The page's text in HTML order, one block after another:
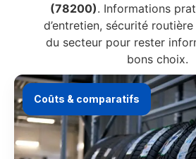
(78200). Informations
d’entretien, sécurité
du secteur pour rester
bons choix.
Coûts & comparatifs